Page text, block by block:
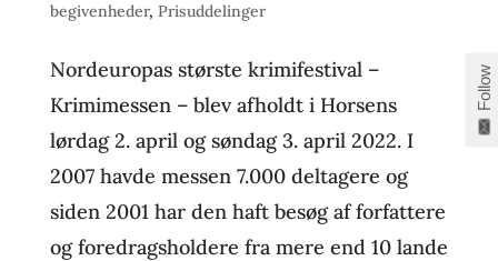
begivenheder, Prisuddelinger
Nordeuropas største krimifestival –
Krimimessen – blev afholdt i Horsens
lørdag 2. april og søndag 3. april 2022. I
2007 havde messen 7.000 deltagere og
siden 2001 har den haft besøg af forfattere
og foredragsholdere fra mere end 10 lande
Follow